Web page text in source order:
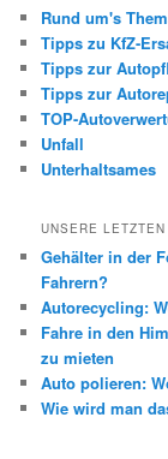
Rund um's
Tipps zu KfZ-
Tipps zur
Tipps zur
TOP-
Unfall
Unterhaltsames
UNSERE
Gehälter in der
Fahrern?
Autorecycling:
Fahre in den
zu mieten
Auto polieren:
Wie wird man